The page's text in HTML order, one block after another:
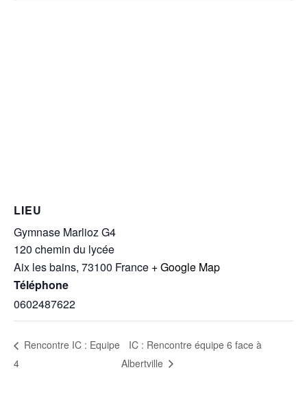
LIEU
Gymnase Marlioz G4
120 chemin du lycée
Aix les bains, 73100 France + Google Map
Téléphone
0602487622
Rencontre IC : Equipe
4
IC : Rencontre équipe 6 face à
Albertville